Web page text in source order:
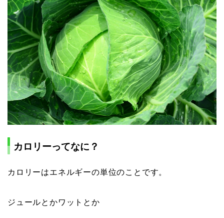
カロリーってなに？
カロリーはエネルギーの単位のことです。
ジュールとかワットとか